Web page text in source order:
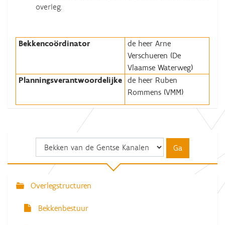
overleg.
Bekkencoördinator
de heer Arne
Verschueren (De
Vlaamse Waterweg)
Planningsverantwoordelijke de heer Ruben
Rommens (VMM)
N
Overlegstructuren
Bekkenbestuur